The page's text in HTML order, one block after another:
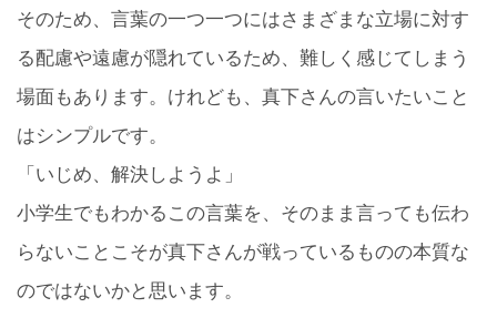
そのため、言葉の一つ一つにはさまざまな立場に対す
る配慮や遠慮が隠れているため、難しく感じてしまう
場面もあります。けれども、真下さんの言いたいこと
はシンプルです。
「いじめ、解決しようよ」
小学生でもわかるこの言葉を、そのまま言っても伝わ
らないことこそが真下さんが戦っているものの本質な
のではないかと思います。